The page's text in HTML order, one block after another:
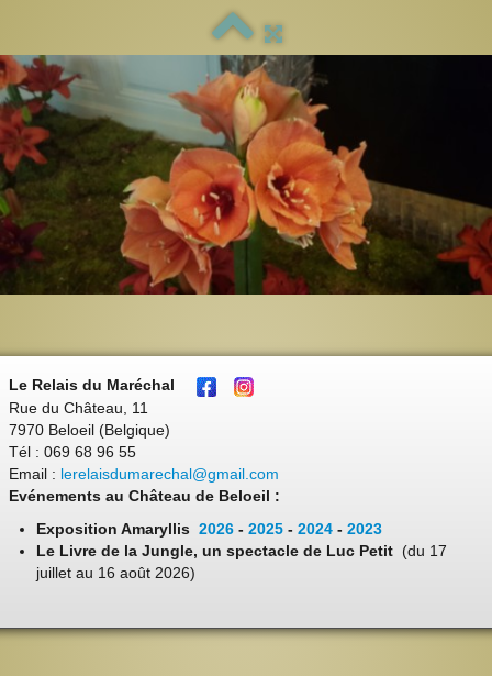
Le Relais du Maréchal
Rue du Château, 11
7970 Beloeil (Belgique)
Tél : 069 68 96 55
Email : lerelaisdumarechal@gmail.com
Evénements au Château de Beloeil :
Exposition Amaryllis 2026 - 2025 - 2024 - 2023
Le Livre de la Jungle, un spectacle de Luc Petit (du 17
juillet au 16 août 2026)